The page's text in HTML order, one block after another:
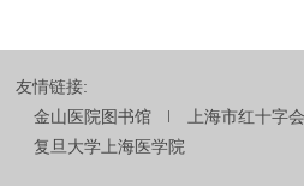
友情链接:
金山医院图书馆
上海市红十字会
复旦大学上海医学院